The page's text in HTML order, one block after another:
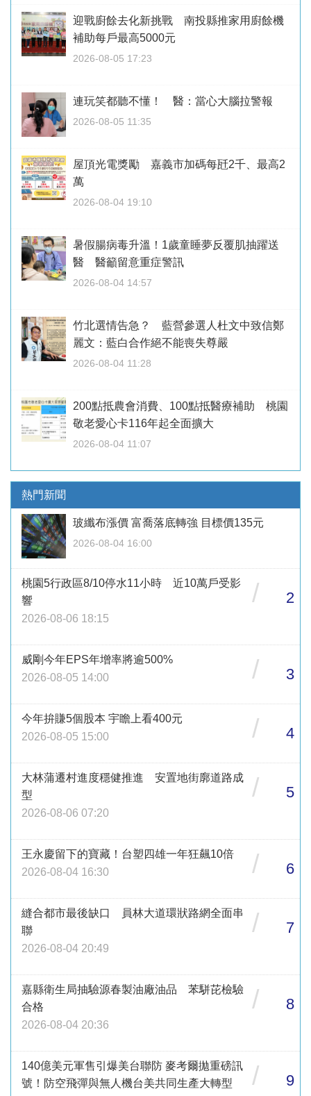
迎戰廚餘去化新挑戰 南投縣推家用廚餘機
補助每戶最高5000元
2026-08-05 17:23
連玩笑都聽不懂！ 醫：當心大腦拉警報
2026-08-05 11:35
屋頂光電獎勵 嘉義市加碼每瓩2千、最高2
萬
2026-08-04 19:10
暑假腸病毒升溫！1歲童睡夢反覆肌抽躍送
醫 醫籲留意重症警訊
2026-08-04 14:57
竹北選情告急？ 藍營參選人杜文中致信鄭
麗文：藍白合作絕不能喪失尊嚴
2026-08-04 11:28
200點抵農會消費、100點抵醫療補助 桃園
敬老愛心卡116年起全面擴大
2026-08-04 11:07
熱門新聞
玻纖布漲價 富喬落底轉強 目標價135元
2026-08-04 16:00
桃園5行政區8/10停水11小時 近10萬戶受影
響
2026-08-06 18:15
/ 2
威剛今年EPS年增率將逾500%
2026-08-05 14:00
/ 3
今年拚賺5個股本 宇瞻上看400元
2026-08-05 15:00
/ 4
大林蒲遷村進度穩健推進 安置地街廓道路成
型
2026-08-06 07:20
/ 5
王永慶留下的寶藏！台塑四雄一年狂飆10倍
2026-08-04 16:30
/ 6
縫合都市最後缺口 員林大道環狀路網全面串
聯
2026-08-04 20:49
/ 7
嘉縣衛生局抽驗源春製油廠油品 苯駢芘檢驗
合格
2026-08-04 20:36
/ 8
140億美元軍售引爆美台聯防 麥考爾拋重磅訊
號！防空飛彈與無人機台美共同生產大轉型
/ 9